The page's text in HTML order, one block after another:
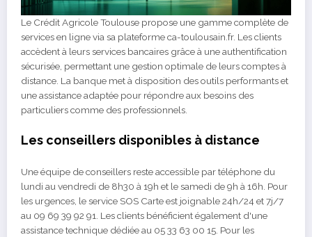
Le Crédit Agricole Toulouse propose une gamme complète de
services en ligne via sa plateforme ca-toulousain.fr. Les clients
accèdent à leurs services bancaires grâce à une authentification
sécurisée, permettant une gestion optimale de leurs comptes à
distance. La banque met à disposition des outils performants et
une assistance adaptée pour répondre aux besoins des
particuliers comme des professionnels.
Les conseillers disponibles à distance
Une équipe de conseillers reste accessible par téléphone du
lundi au vendredi de 8h30 à 19h et le samedi de 9h à 16h. Pour
les urgences, le service SOS Carte est joignable 24h/24 et 7j/7
au 09 69 39 92 91. Les clients bénéficient également d'une
assistance technique dédiée au 05 33 63 00 15. Pour les